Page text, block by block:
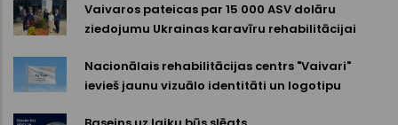
Vaivaros pateicas par 15 000 ASV dolāru
ziedojumu Ukrainas karavīru rehabilitācijai
Nacionālais rehabilitācijas centrs "Vaivari"
ievieš jaunu vizuālo identitāti un logotipu